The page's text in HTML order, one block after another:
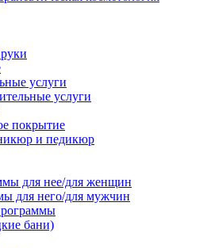
услуги
услуги
покрытие
и педикюр
для нее/для женщин
для него/для мужчин
бани)